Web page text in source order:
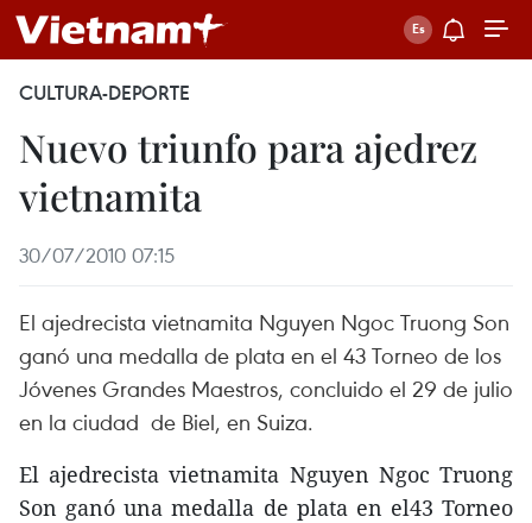
CULTURA-DEPORTE
Nuevo triunfo para ajedrez
vietnamita
30/07/2010 07:15
El ajedrecista vietnamita Nguyen Ngoc Truong Son
ganó una medalla de plata en el 43 Torneo de los
Jóvenes Grandes Maestros, concluido el 29 de julio
en la ciudad de Biel, en Suiza.
El ajedrecista vietnamita Nguyen Ngoc Truong
Son ganó una medalla de plata en el43 Torneo